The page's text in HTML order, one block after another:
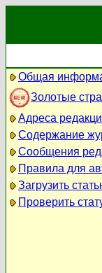
Общая
Золотые
Адреса
Содержание
Сообщения
Правила для
Загрузить
Проверить